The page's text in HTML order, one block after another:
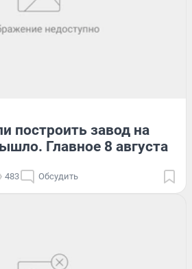
построить завод на
Главное 8 августа
483 Обсудить